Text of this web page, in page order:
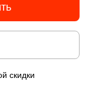
скидки